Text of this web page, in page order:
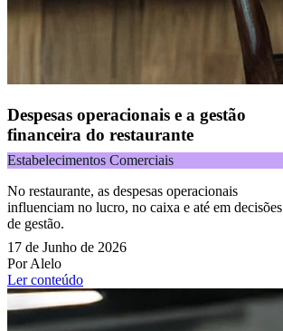
Despesas operacionais e a gestão
financeira do restaurante
Estabelecimentos Comerciais
No restaurante, as despesas operacionais
influenciam no lucro, no caixa e até em decisões
de gestão.
17 de Junho de 2026
Por Alelo
Ler conteúdo